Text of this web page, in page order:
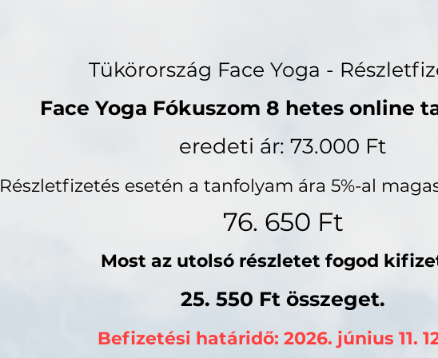
Tükörország Face Yoga -
Face Yoga Fókuszom 8 hetes online
eredeti ár: 73.000 Ft
Részletfizetés esetén a tanfolyam ára 5%-al
76. 650 Ft
Most az utolsó részletet fogod
25. 550 Ft összeget.
Befizetési határidő: 2026. június 11.